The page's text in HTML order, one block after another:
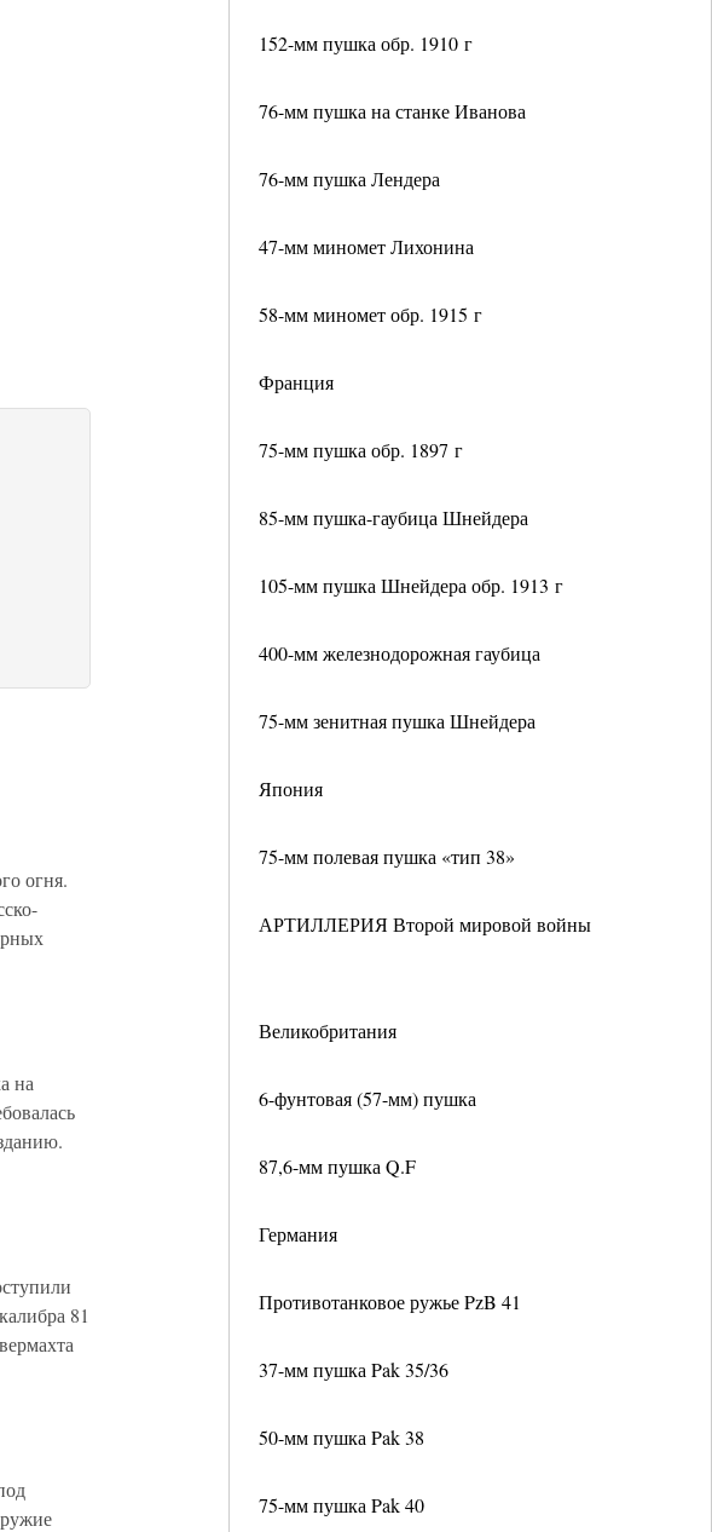
152-мм пушка обр. 1910 г
76-мм пушка на станке Иванова
76-мм пушка Лендера
47-мм миномет Лихонина
58-мм миномет обр. 1915 г
Франция
75-мм пушка обр. 1897 г
85-мм пушка-гаубица Шнейдера
105-мм пушка Шнейдера обр. 1913 г
400-мм железнодорожная гаубица
75-мм зенитная пушка Шнейдера
Япония
75-мм полевая пушка «тип 38»
АРТИЛЛЕРИЯ Второй мировой войны
Великобритания
6-фунтовая (57-мм) пушка
87,6-мм пушка Q.F
Германия
Противотанковое ружье PzB 41
37-мм пушка Pak 35/36
50-мм пушка Pak 38
75-мм пушка Pak 40
огня.
на
81